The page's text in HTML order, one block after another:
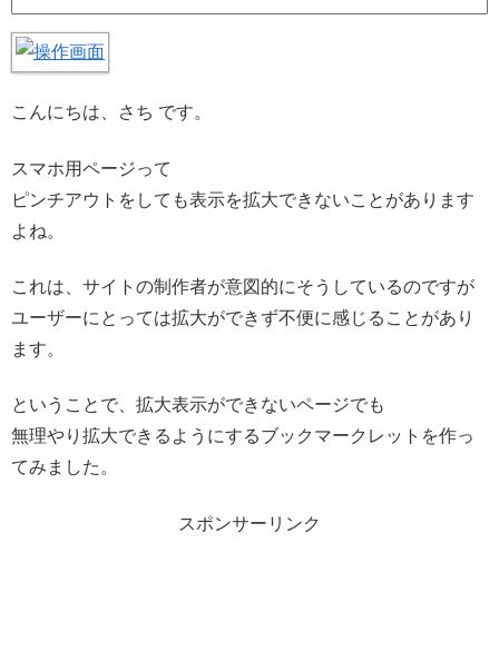
こんにちは、さち です。
スマホ用ページって
ピンチアウトをしても表示を拡大できないことがあります
よね。
これは、サイトの制作者が意図的にそうしているのですが
ユーザーにとっては拡大ができず不便に感じることがあり
ます。
ということで、拡大表示ができないページでも
無理やり拡大できるようにするブックマークレットを作っ
てみました。
スポンサーリンク